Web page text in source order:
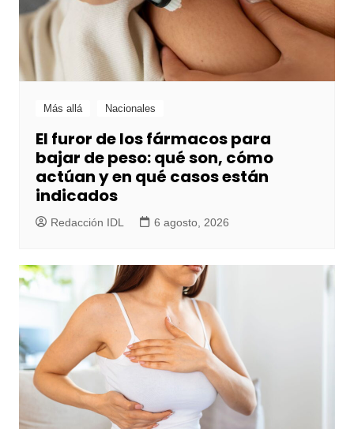
Más allá Nacionales
El furor de los fármacos para
bajar de peso: qué son, cómo
actúan y en qué casos están
indicados
Redacción IDL 6 agosto, 2026